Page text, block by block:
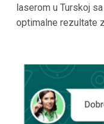
laserom u Turskoj
optimalne rezultate